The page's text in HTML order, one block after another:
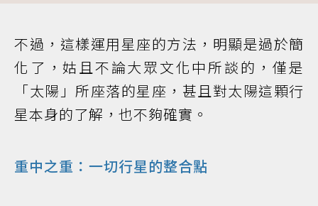
不過，這樣運用星座的方法，明顯是過於簡
化了，姑且不論大眾文化中所談的，僅是
「太陽」所座落的星座，甚且對太陽這顆行
星本身的了解，也不夠確實。
重中之重：一切行星的整合點